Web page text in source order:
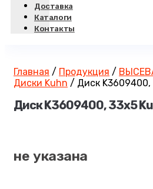
Доставка
Каталоги
Контакты
Главная / Продукция /
Диски Kuhn / Диск K3609400,
Диск K3609400, 33х5
не указана